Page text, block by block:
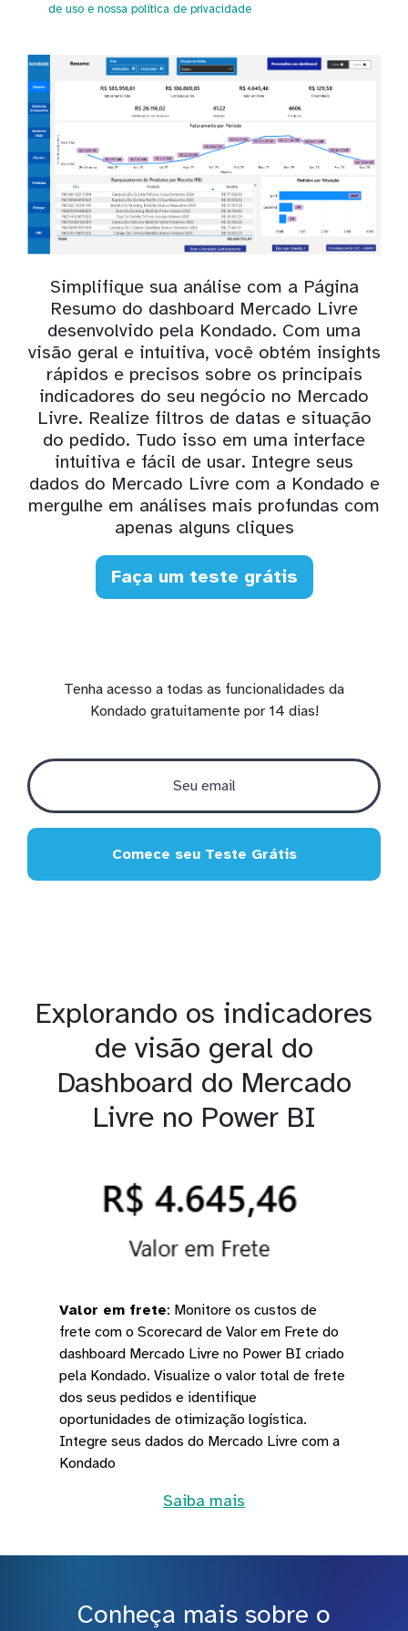
de uso e nossa política de privacidade
Simplifique sua análise com a Página
Resumo do dashboard Mercado Livre
desenvolvido pela Kondado. Com uma
visão geral e intuitiva, você obtém insights
rápidos e precisos sobre os principais
indicadores do seu negócio no Mercado
Livre. Realize filtros de datas e situação
do pedido. Tudo isso em uma interface
intuitiva e fácil de usar. Integre seus
dados do Mercado Livre com a Kondado e
mergulhe em análises mais profundas com
apenas alguns cliques
Faça um teste grátis
Tenha acesso a todas as funcionalidades da
Kondado gratuitamente por 14 dias!
Comece seu Teste Grátis
Explorando os indicadores
de visão geral do
Dashboard do Mercado
Livre no Power BI
Valor em frete: Monitore os custos de
frete com o Scorecard de Valor em Frete do
dashboard Mercado Livre no Power BI criado
pela Kondado. Visualize o valor total de frete
dos seus pedidos e identifique
oportunidades de otimização logística.
Integre seus dados do Mercado Livre com a
Kondado
Saiba mais
Conheça mais sobre o